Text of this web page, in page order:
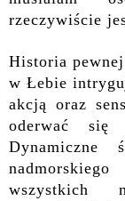
rzeczywiście
Historia
w Łebie
akcją oraz
oderwać
Dynamiczne
wszystkich